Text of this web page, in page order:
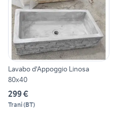
Lavabo d'Appoggio Linosa
80x40
299 €
Trani(BT)